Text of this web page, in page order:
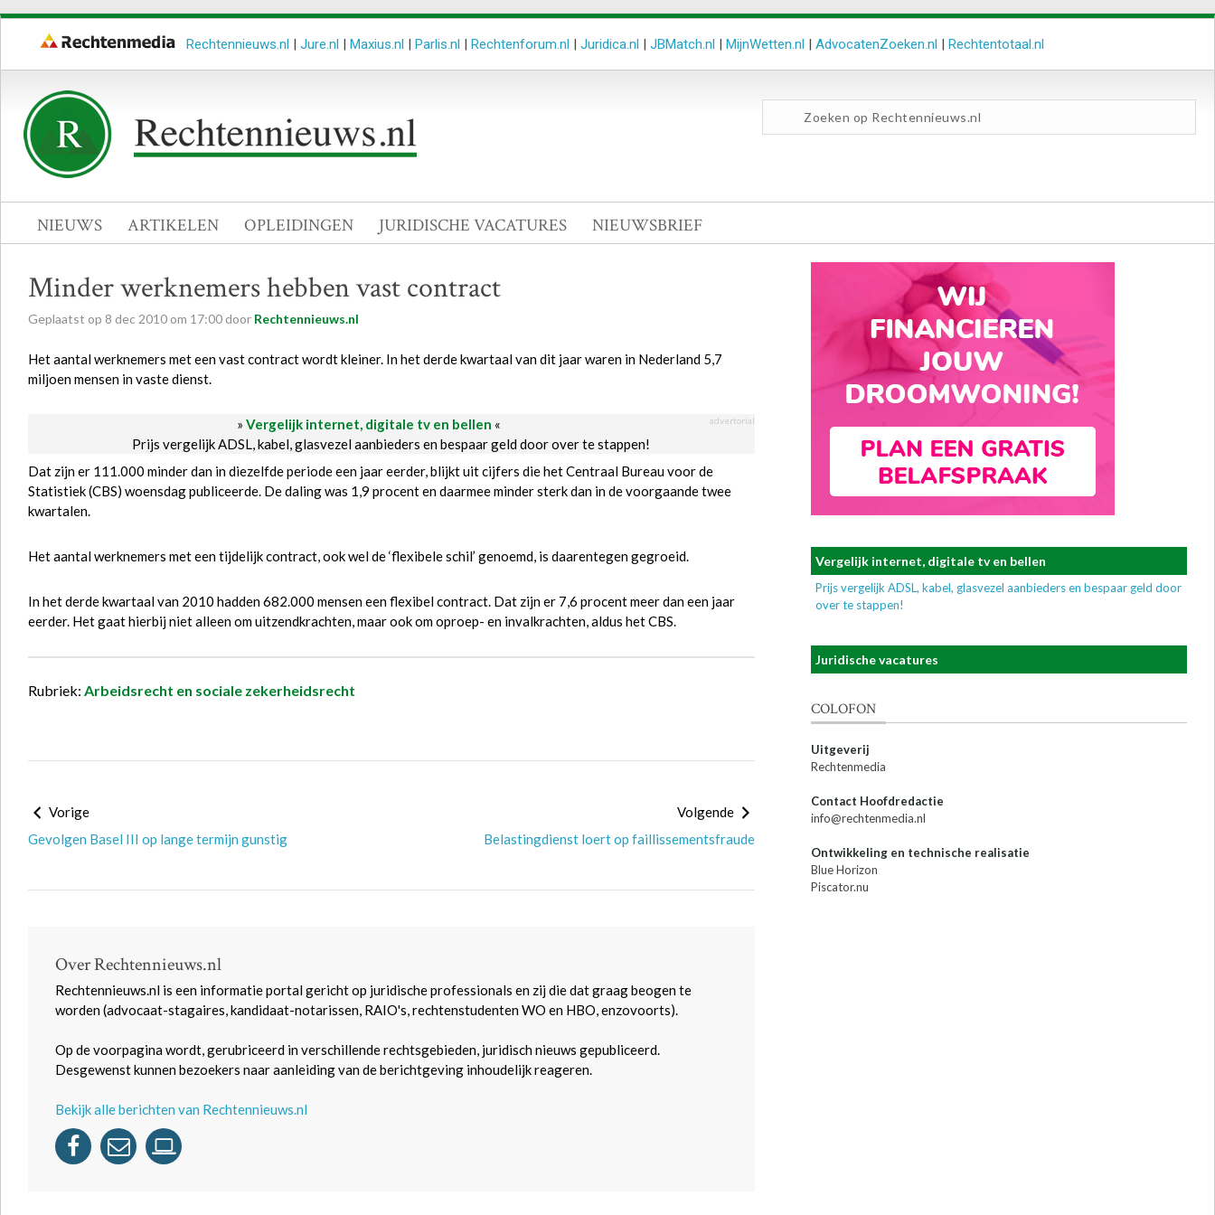
Rechtennieuws.nl | Jure.nl | Maxius.nl | Parlis.nl | Rechtenforum.nl | Juridica.nl | JBMatch.nl | MijnWetten.nl | AdvocatenZoeken.nl | Rechtentotaal.nl
NIEUWS ARTIKELEN OPLEIDINGEN JURIDISCHE VACATURES NIEUWSBRIEF
Minder werknemers hebben vast contract
Geplaatst op 8 dec 2010 om 17:00 door Rechtennieuws.nl
Het aantal werknemers met een vast contract wordt kleiner. In het derde kwartaal van dit jaar waren in Nederland 5,7
miljoen mensen in vaste dienst.
» Vergelijk internet, digitale tv en bellen « advertorial
Prijs vergelijk ADSL, kabel, glasvezel aanbieders en bespaar geld door over te stappen!
Dat zijn er 111.000 minder dan in diezelfde periode een jaar eerder, blijkt uit cijfers die het Centraal Bureau voor de
Statistiek (CBS) woensdag publiceerde. De daling was 1,9 procent en daarmee minder sterk dan in de voorgaande twee
kwartalen.
Het aantal werknemers met een tijdelijk contract, ook wel de ‘flexibele schil’ genoemd, is daarentegen gegroeid.
In het derde kwartaal van 2010 hadden 682.000 mensen een flexibel contract. Dat zijn er 7,6 procent meer dan een jaar
eerder. Het gaat hierbij niet alleen om uitzendkrachten, maar ook om oproep- en invalkrachten, aldus het CBS.
Rubriek: Arbeidsrecht en sociale zekerheidsrecht
Vorige
Gevolgen Basel III op lange termijn gunstig
Volgende
Belastingdienst loert op faillissementsfraude
Over Rechtennieuws.nl
Rechtennieuws.nl is een informatie portal gericht op juridische professionals en zij die dat graag beogen te
worden (advocaat-stagaires, kandidaat-notarissen, RAIO's, rechtenstudenten WO en HBO, enzovoorts).
Op de voorpagina wordt, gerubriceerd in verschillende rechtsgebieden, juridisch nieuws gepubliceerd.
Desgewenst kunnen bezoekers naar aanleiding van de berichtgeving inhoudelijk reageren.
Bekijk alle berichten van Rechtennieuws.nl
Vergelijk internet, digitale tv en bellen
Prijs vergelijk ADSL, kabel, glasvezel aanbieders en bespaar geld door
over te stappen!
Juridische vacatures
COLOFON
Uitgeverij
Rechtenmedia
Contact Hoofdredactie
info@rechtenmedia.nl
Ontwikkeling en technische realisatie
Blue Horizon
Piscator.nu